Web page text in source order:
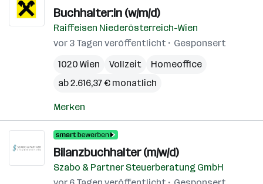
Buchhalter:in (w/m/d)
Raiffeisen Niederösterreich-Wien
vor 3 Tagen veröffentlicht
Gesponsert
1020 Wien
Vollzeit
Homeoffice
ab 2.616,37 € monatlich
Merken
Bilanzbuchhalter (m/w/d)
Szabo & Partner Steuerberatung GmbH